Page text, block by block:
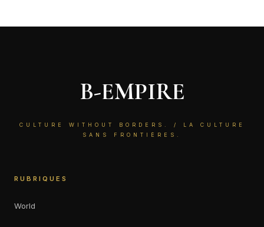
B-EMPIRE
CULTURE WITHOUT BORDERS. / LA CULTURE
SANS FRONTIÈRES.
RUBRIQUES
World